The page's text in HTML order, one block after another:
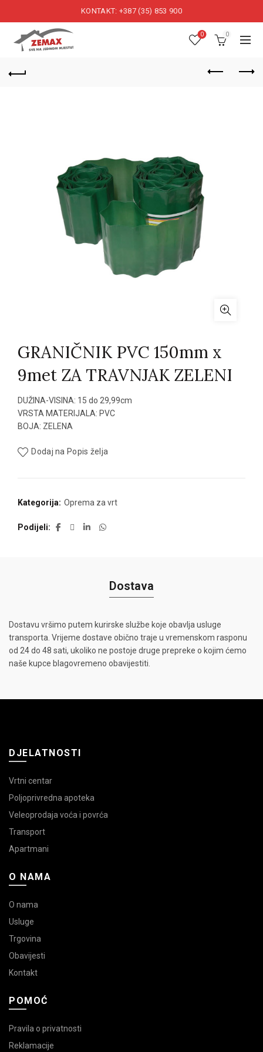
KONTAKT: +387 (35) 853 900
0 0
GRANIČNIK PVC 150mm x
9met ZA TRAVNJAK ZELENI
DUŽINA-VISINA: 15 do 29,99cm
VRSTA MATERIJALA: PVC
BOJA: ZELENA
Dodaj na Popis želja
Kategorija: Oprema za vrt
Podijeli
Dostava
Dostavu vršimo putem kurirske službe koje obavlja usluge
transporta. Vrijeme dostave obično traje u vremenskom rasponu
od 24 do 48 sati, ukoliko ne postoje druge prepreke o kojim ćemo
naše kupce blagovremeno obavijestiti.
DJELATNOSTI
Vrtni centar
Poljoprivredna apoteka
Veleoprodaja voća i povrća
Transport
Apartmani
O NAMA
O nama
Usluge
Trgovina
Obavijesti
Kontakt
POMOĆ
Pravila o privatnosti
Reklamacije